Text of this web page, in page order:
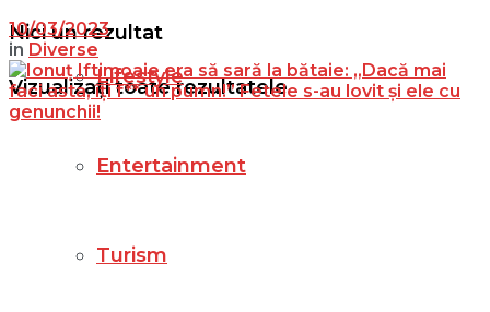
Nici un rezultat
Vizualizați toate rezultatele
Lifestyle
Entertainment
Turism
10/03/2023
in Diverse